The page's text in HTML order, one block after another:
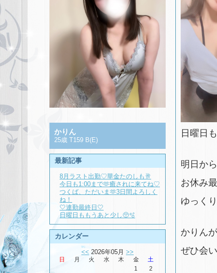
かりん
25歳 T159 B(E)
最新記事
8月ラスト出勤♡華金たのしも🥂
今日も1:00まで🫶癒されに来てね♡
つくば、ただいま🫶3日間よろしく
ね！
🤍連勤最終日🤍
日曜日ももうあと少し🥺🫧
カレンダー
<< 2026年05月 >>
日 月 火 水 木 金
土
1
2
日曜日
明日か
お休み
ゆっく
かりん
ぜひ会